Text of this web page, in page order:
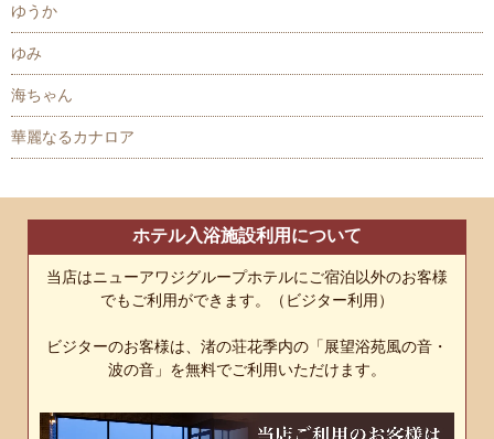
ゆうか
ゆみ
海ちゃん
華麗なるカナロア
ホテル入浴施設利用について
当店はニューアワジグループホテルにご宿泊以外のお客様
でもご利用ができます。（ビジター利用）
ビジターのお客様は、渚の荘花季内の「展望浴苑風の音・
波の音」を無料でご利用いただけます。